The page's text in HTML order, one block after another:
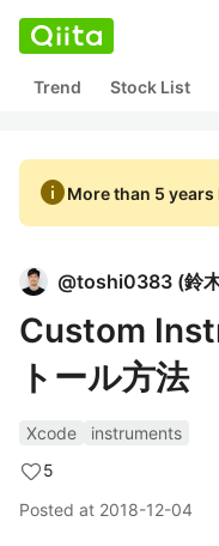
Trend Stock List
infoMore than 5
@toshi0383 (鈴
Custom
トール方法
Xcode
instruments
5
Posted at 2018-12-04